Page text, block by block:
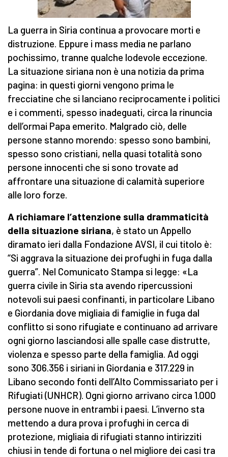
La guerra in Siria continua a provocare morti e
distruzione. Eppure i mass media ne parlano
pochissimo, tranne qualche lodevole eccezione.
La situazione siriana non è una notizia da prima
pagina: in questi giorni vengono prima le
frecciatine che si lanciano reciprocamente i politici
e i commenti, spesso inadeguati, circa la rinuncia
dell’ormai Papa emerito. Malgrado ciò, delle
persone stanno morendo: spesso sono bambini,
spesso sono cristiani, nella quasi totalità sono
persone innocenti che si sono trovate ad
affrontare una situazione di calamità superiore
alle loro forze.
A richiamare l’attenzione sulla drammaticità
della situazione siriana, è stato un Appello
diramato ieri dalla Fondazione AVSI, il cui titolo è:
“Si aggrava la situazione dei profughi in fuga dalla
guerra”. Nel Comunicato Stampa si legge: «La
guerra civile in Siria sta avendo ripercussioni
notevoli sui paesi confinanti, in particolare Libano
e Giordania dove migliaia di famiglie in fuga dal
conflitto si sono rifugiate e continuano ad arrivare
ogni giorno lasciandosi alle spalle case distrutte,
violenza e spesso parte della famiglia. Ad oggi
sono 306.356 i siriani in Giordania e 317.229 in
Libano secondo fonti dell’Alto Commissariato per i
Rifugiati (UNHCR). Ogni giorno arrivano circa 1.000
persone nuove in entrambi i paesi. L’inverno sta
mettendo a dura prova i profughi in cerca di
protezione, migliaia di rifugiati stanno intirizziti
chiusi in tende di fortuna o nel migliore dei casi tra